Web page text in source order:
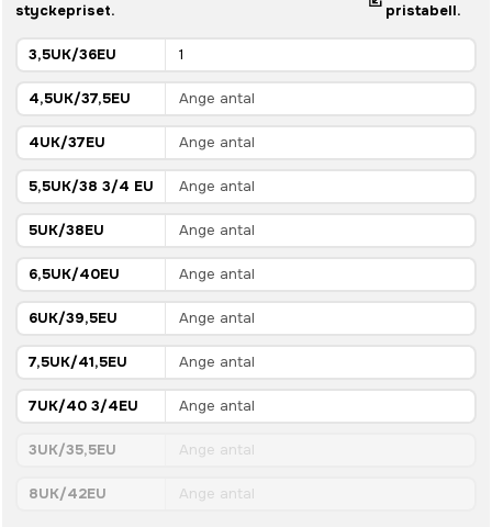
styckepriset.
pristabell.
3,5UK/36EU
4,5UK/37,5EU
4UK/37EU
5,5UK/38 3/4 EU
5UK/38EU
6,5UK/40EU
6UK/39,5EU
7,5UK/41,5EU
7UK/40 3/4EU
3UK/35,5EU
8UK/42EU